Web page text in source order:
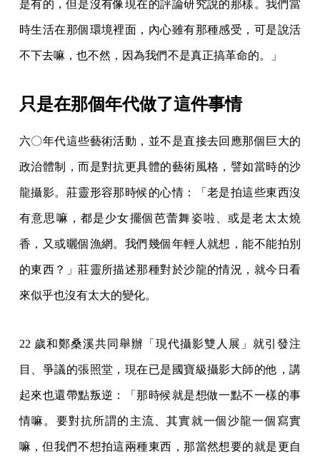
是有的，但是沒有像現在的評論研究說的那樣。我們當
時生活在那個環境裡面，內心雖有那種感受，可是說活
不下去嘛，也不然，因為我們不是真正搞革命的。」
只是在那個年代做了這件事情
六〇年代這些藝術活動，並不是直接去回應那個巨大的
政治體制，而是對抗更具體的藝術風格，譬如當時的沙
龍攝影。莊靈形容那時候的心情：「老是拍這些東西沒
有意思嘛，都是少女擺個芭蕾舞姿啦、或是老太太燒
香，又或曬個漁網。我們幾個年輕人就想，能不能拍別
的東西？」莊靈所描述那種對於沙龍的情況，就今日看
來似乎也沒有太大的變化。
22 歲和鄭桑溪共同舉辦「現代攝影雙人展」就引發注
目、爭議的張照堂，現在已是國寶級攝影大師的他，講
起來也還帶點叛逆：「那時候就是想做一點不一樣的事
情嘛。要對抗所謂的主流、其實就一個沙龍一個寫實
嘛，但我們不想拍這兩種東西，那當然想要的就是更自